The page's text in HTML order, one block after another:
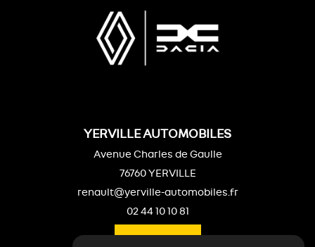
YERVILLE AUTOMOBILES
Avenue Charles de Gaulle
76760 YERVILLE
renault@yerville-automobiles.fr
02 44 10 10 81